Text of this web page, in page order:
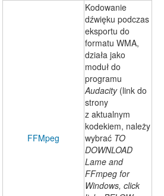
FFMpeg
Kodowanie
dźwięku podczas
eksportu do
formatu WMA,
działa jako
moduł do
programu
Audacity(link do
strony
z aktualnym
kodekiem, należy
wybrać TO
DOWNLOAD
Lame and
FFmpeg for
Windows, click